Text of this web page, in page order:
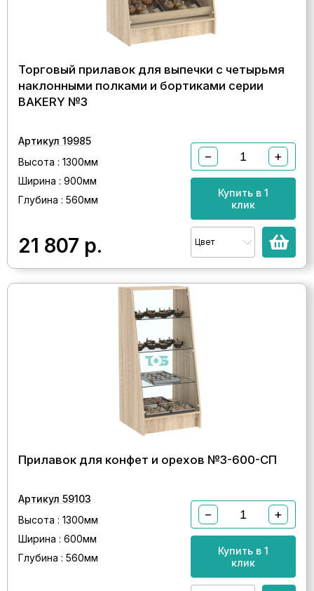
Торговый прилавок для выпечки с четырьмя
наклонными полками и бортиками серии
BAKERY №3
Артикул 19985
Высота : 1300мм
Ширина : 900мм
Глубина : 560мм
21 807 р.
− +
Купить в 1
клик
Цвет
Прилавок для конфет и орехов №3-600-СП
Артикул 59103
Высота : 1300мм
Ширина : 600мм
Глубина : 560мм
− +
Купить в 1
клик